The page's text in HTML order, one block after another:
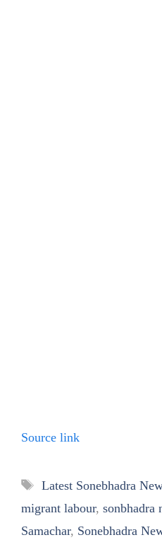
Source link
Tags
Latest Sonebhadra
migrant labour, sonbhadra
Samachar, Sonebhadra